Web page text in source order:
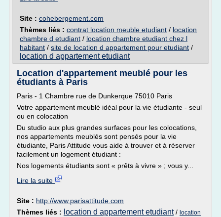
Site : cohebergement.com
Thèmes liés : contrat location meuble etudiant / location
chambre d etudiant / location chambre etudiant chez l
habitant / site de location d appartement pour etudiant /
location d appartement etudiant
Location d'appartement meublé pour les
étudiants à Paris
Paris - 1 Chambre rue de Dunkerque 75010 Paris
Votre appartement meublé idéal pour la vie étudiante - seul
ou en colocation
Du studio aux plus grandes surfaces pour les colocations,
nos appartements meublés sont pensés pour la vie
étudiante, Paris Attitude vous aide à trouver et à réserver
facilement un logement étudiant :
Nos logements étudiants sont « prêts à vivre » ; vous y...
Lire la suite
Site : http://www.parisattitude.com
Thèmes liés : location d appartement etudiant/ location